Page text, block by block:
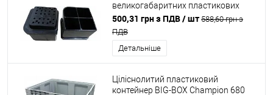
великогабаритних пластикових
контейнерів BIG BOX
500,31 грн з ПДВ/ шт 588,60 грн з
ПДВ
Детальніше
Ціліснолитий пластиковий
контейнер BIG-BOX Champion 680